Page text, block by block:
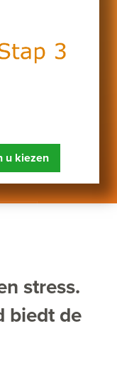
u kiezen
stress.
biedt de